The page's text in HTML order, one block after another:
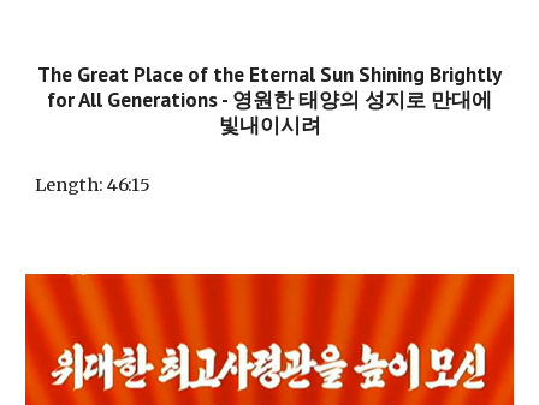
The Great Place of the Eternal Sun Shining Brightly
for All Generations - 영원한 태양의 성지로 만대에
빛내이시려
Length: 46:15